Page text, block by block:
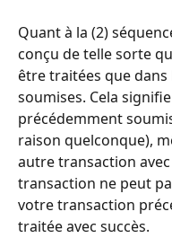
Quant à la (2)
conçu de telle sorte
être traitées que
soumises. Cela
précédemment
raison quelconque),
autre transaction
transaction ne peut
votre transaction
traitée avec succès.